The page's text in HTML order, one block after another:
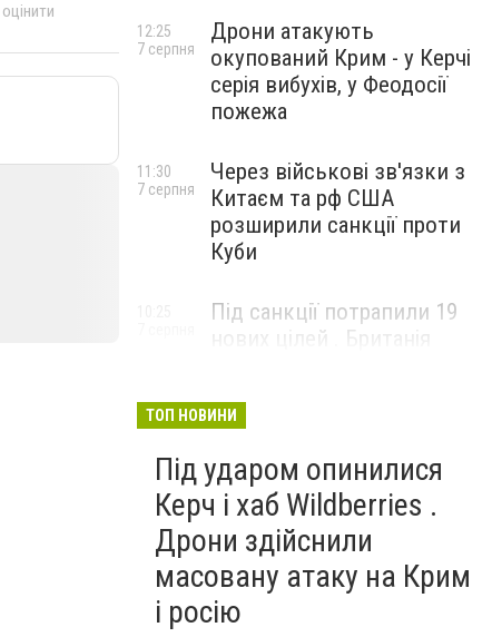
Дрони атакують
окупований Крим - у Керчі
серія вибухів, у Феодосії
пожежа
12:25
7 серпня
Через військові зв'язки з
Китаєм та рф США
розширили санкції проти
Куби
11:30
7 серпня
Під санкції потрапили 19
нових цілей . Британія
ТОП НОВИНИ
Під ударом опинилися
Керч і хаб Wildberries .
Дрони здійснили
масовану атаку на Крим
і росію